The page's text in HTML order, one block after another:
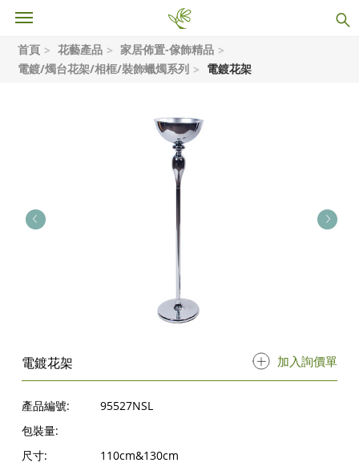
首頁 花藝產品
家居佈置-傢飾精品
電鍍/燭台花架/相框/裝飾蠟燭系列
電鍍花架
電鍍花架 加入詢價單
產品編號:
95527NSL
包裝量:
尺寸:
110cm&130cm